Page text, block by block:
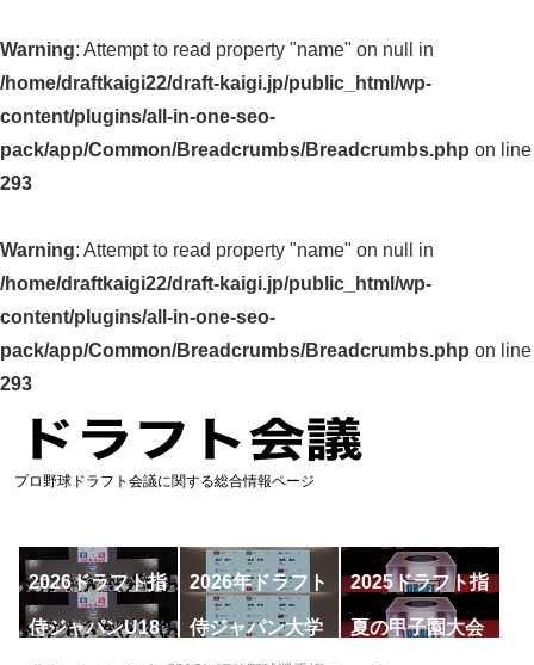
Warning: Attempt to read property "name" on null in
/home/draftkaigi22/draft-kaigi.jp/public_html/wp-
content/plugins/all-in-one-seo-
pack/app/Common/Breadcrumbs/Breadcrumbs.php on line
293
Warning: Attempt to read property "name" on null in
/home/draftkaigi22/draft-kaigi.jp/public_html/wp-
content/plugins/all-in-one-seo-
pack/app/Common/Breadcrumbs/Breadcrumbs.php on line
293
プロ野球ドラフト会議に関する総合情報ページ
2026ドラフト指
名予想
2026年ドラフト
候補
2025ドラフト指
名一覧
侍ジャパンU18
代表
侍ジャパン大学
代表
夏の甲子園大会